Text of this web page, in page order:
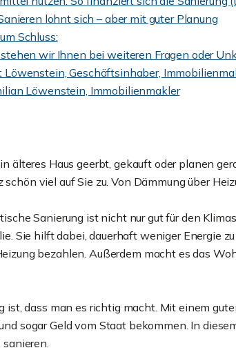
lohnt sich – aber mit guter Planung
Schluss:
wir Ihnen bei weiteren Fragen oder
Löwenstein, Geschäftsinhaber,
Löwenstein, Immobilienmakler
älteres Haus geerbt, gekauft oder planen
schön viel auf Sie zu. Von Dämmung über
Sanierung ist nicht nur gut für den
Sie hilft dabei, dauerhaft weniger Energie
bezahlen. Außerdem macht es das
ist, dass man es richtig macht. Mit einem
sogar Geld vom Staat bekommen. In